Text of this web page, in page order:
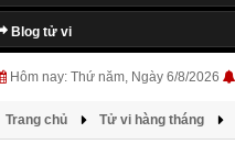
Blog tử vi
Hôm nay: Thứ năm, Ngày 6/8/2026
Trang chủ Tử vi hàng tháng